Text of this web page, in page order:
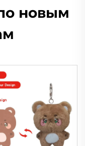
новым